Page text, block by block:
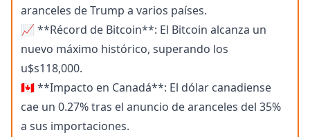
aranceles de Trump a varios países.
📈 **Récord de Bitcoin**: El Bitcoin alcanza un
nuevo máximo histórico, superando los
u$s118,000.
🇨🇦 **Impacto en Canadá**: El dólar canadiense
cae un 0.27% tras el anuncio de aranceles del 35%
a sus importaciones.